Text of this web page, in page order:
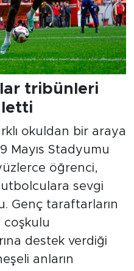
tribünleri
okuldan bir araya
Mayıs Stadyumu
öğrenci,
sevgi
Genç taraftarların
coşkulu
destek verdiği
anların